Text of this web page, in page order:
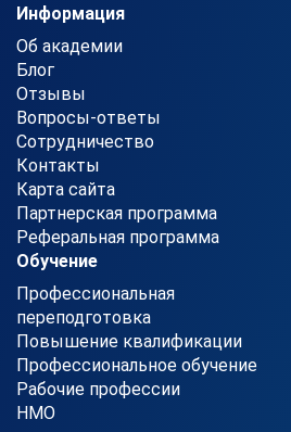
Информация
Об академии
Блог
Отзывы
Вопросы-ответы
Сотрудничество
Контакты
Карта сайта
Партнерская программа
Реферальная программа
Обучение
Профессиональная
переподготовка
Повышение квалификации
Профессиональное обучение
Рабочие профессии
НМО